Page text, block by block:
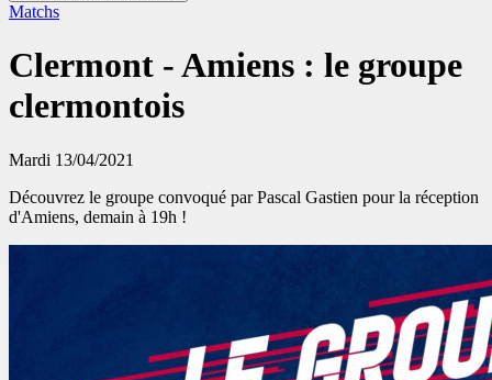
Matchs
Clermont - Amiens : le groupe
clermontois
Mardi 13/04/2021
Découvrez le groupe convoqué par Pascal Gastien pour la réception
d'Amiens, demain à 19h !